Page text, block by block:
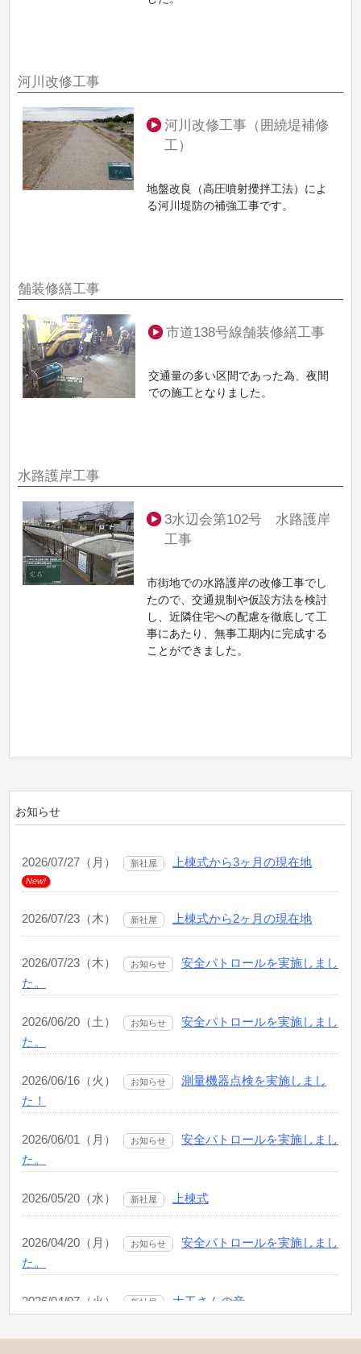
河川改修工事
河川改修工事（囲繞堤補修
工）
地盤改良（高圧噴射攪拌工法）によ
る河川堤防の補強工事です。
舗装修繕工事
市道138号線舗装修繕工事
交通量の多い区間であった為、夜間
での施工となりました。
水路護岸工事
3水辺会第102号 水路護岸
工事
市街地での水路護岸の改修工事でし
たので、交通規制や仮設方法を検討
し、近隣住宅への配慮を徹底して工
事にあたり、無事工期内に完成する
ことができました。
お知らせ